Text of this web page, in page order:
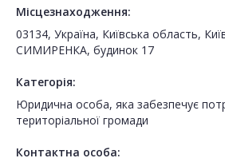
Місцезнаходження:
03134, Україна, Київська область,
СИМИРЕНКА, будинок 17
Категорія:
Юридична особа, яка забезпечує
територіальної громади
Контактна особа: